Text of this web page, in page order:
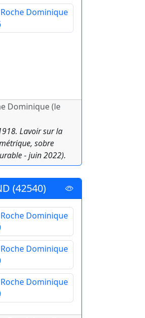
Dominique (le
Lavoir sur la
sobre
- juin 2022).
(42540)